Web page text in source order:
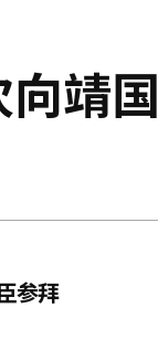
靖
参拜